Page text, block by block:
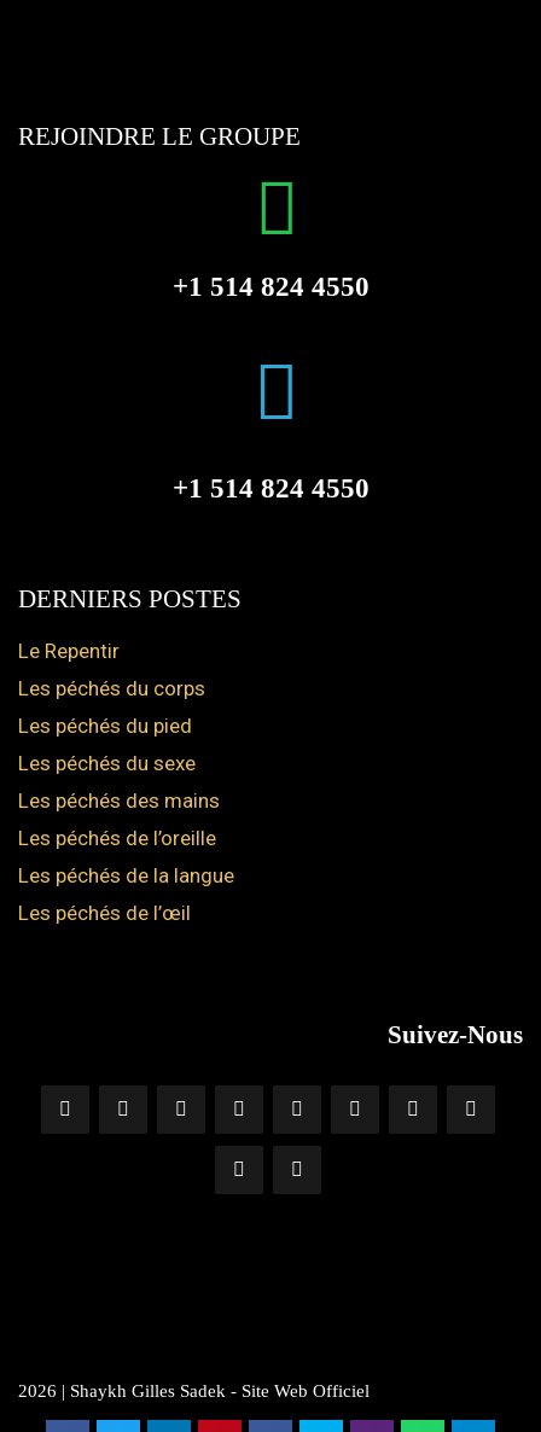
REJOINDRE LE GROUPE
+1 514 824 4550
+1 514 824 4550
DERNIERS POSTES
Le Repentir
Les péchés du corps
Les péchés du pied
Les péchés du sexe
Les péchés des mains
Les péchés de l’oreille
Les péchés de la langue
Les péchés de l’œil
Suivez-Nous
2026 | Shaykh Gilles Sadek - Site Web Officiel